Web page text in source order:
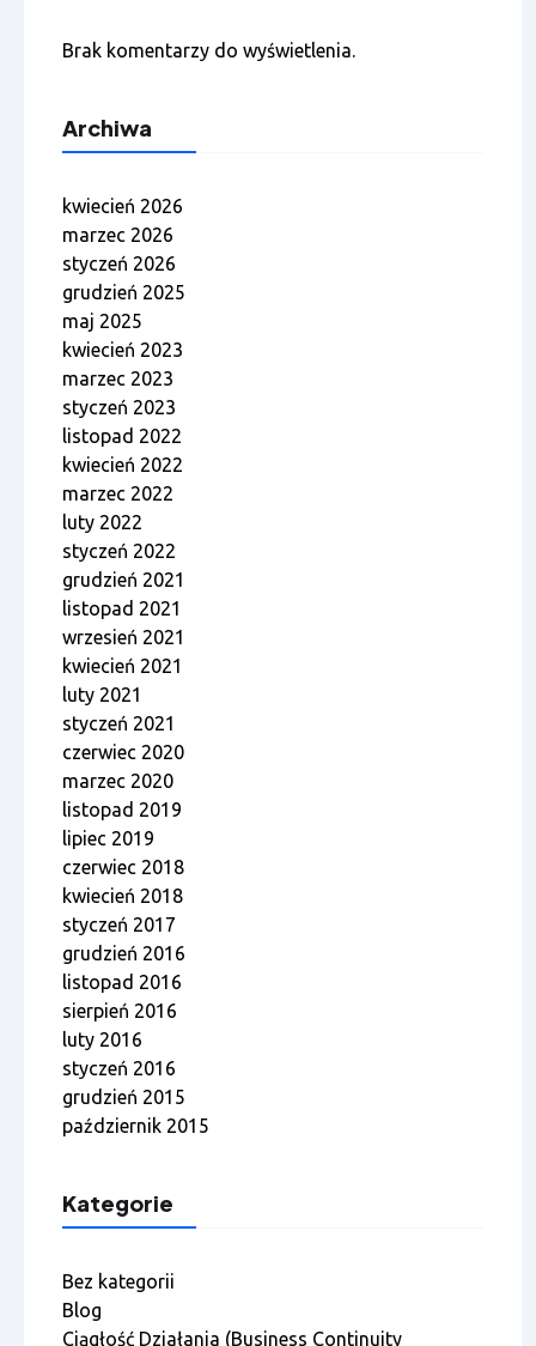
Brak komentarzy do wyświetlenia.
Archiwa
kwiecień 2026
marzec 2026
styczeń 2026
grudzień 2025
maj 2025
kwiecień 2023
marzec 2023
styczeń 2023
listopad 2022
kwiecień 2022
marzec 2022
luty 2022
styczeń 2022
grudzień 2021
listopad 2021
wrzesień 2021
kwiecień 2021
luty 2021
styczeń 2021
czerwiec 2020
marzec 2020
listopad 2019
lipiec 2019
czerwiec 2018
kwiecień 2018
styczeń 2017
grudzień 2016
listopad 2016
sierpień 2016
luty 2016
styczeń 2016
grudzień 2015
październik 2015
Kategorie
Bez kategorii
Blog
Ciągłość Działania (Business Continuity